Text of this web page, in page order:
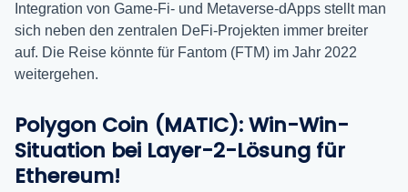
Integration von Game-Fi- und Metaverse-dApps stellt man
sich neben den zentralen DeFi-Projekten immer breiter
auf. Die Reise könnte für Fantom (FTM) im Jahr 2022
weitergehen.
Polygon Coin (MATIC): Win-Win-
Situation bei Layer-2-Lösung für
Ethereum!